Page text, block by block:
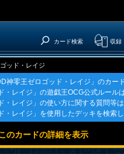
カード検索 収録
ッド・レイジ
神零王ゼロゴッド・レイジ」のカー
・レイジ」の遊戯王OCG公式ルール
・レイジ」の使い方に関する質問等は
・レイジ」を使用したデッキを検索
のカードの詳細を表示